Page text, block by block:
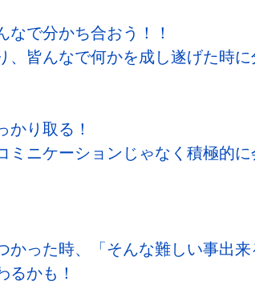
で分かち合おう！！
、皆んなで何かを成し遂げた時に
かり取る！
ミニケーションじゃなく積極的に
かった時、「そんな難しい事出
かも！